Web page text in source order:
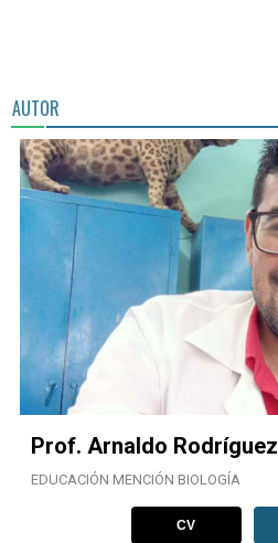
AUTOR
Prof. Arnaldo Rodríguez
EDUCACIÓN MENCIÓN BIOLOGÍA
CV